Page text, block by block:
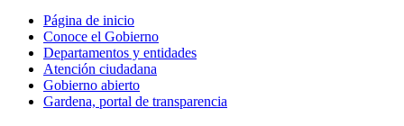
Página de inicio
Conoce el Gobierno
Departamentos y entidades
Atención ciudadana
Gobierno abierto
Gardena, portal de transparencia